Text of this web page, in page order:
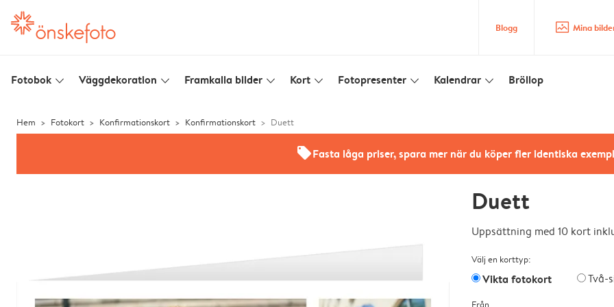
Blogg image_placeholder Mina
Fotobok slim_arrow_down Väggdekoration slim_arrow_down Framkalla bilder slim_arrow_down Kort slim_arrow_down Fotopresenter slim_arrow_down Kalendrar slim_arrow_down Bröllop
Hem Fotokort Konfirmationskort Konfirmationskort Duett
offersFasta låga priser, spara mer när du köper fler identiska
Duett
Uppsättning med 10 kort
Välj en korttyp:
Vikta fotokort Två-
Från